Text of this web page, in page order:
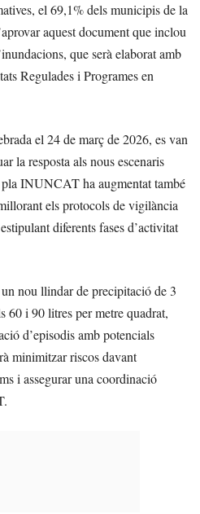
el 69,1% dels municipis de la
aquest document que inclou
que serà elaborat amb
Regulades i Programes en
el 24 de març de 2026, es van
la resposta als nous escenaris
INUNCAT ha augmentat també
els protocols de vigilància
diferents fases d’activitat
nou llindar de precipitació de 3
60 i 90 litres per metre quadrat,
d’episodis amb potencials
minimitzar riscos davant
i assegurar una coordinació